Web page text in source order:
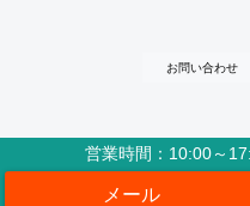
営業時間：10:00～
お問い合わせ
Copyright©水の入らないお墓『信